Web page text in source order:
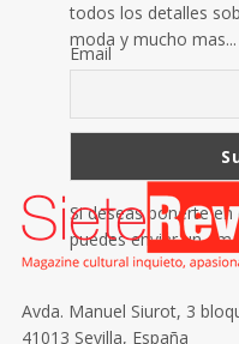
todos los detalles
moda y mucho mas...
Email
Si deseas ponerte
puedes enviar un
Avda. Manuel Siurot, 3
41013 Sevilla, España